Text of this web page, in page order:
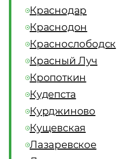
Краснодар
Краснодон
Краснослободск
Красный Луч
Кропоткин
Кудепста
Курджиново
Кущевская
Лазаревское